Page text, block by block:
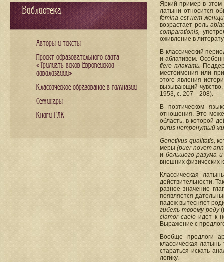
Яркий пример в
латыни относится
femina est нет
возрастает роль
comparationis,
оживление в
В классический
и аблативом.
flere плакать.
местоимения или
этого явления
вызывающий
1953, с. 207—208).
В поэтическом
отношения. Это
область, в которой
purus нетронутый
Genetivus qualitatis,
меры(puer novem
и большого разума
внешних физических
Классическая
действительности.
разное значение
появляется
падеж вытесняет
гибель твоему роду
clamor caeloидет к
Выражение с
Вообще предлоги
классическая
стараться искать
логику.
Библиотека
Авторы и тексты
Проект образовательного сайта
«Тридцать веков Европейской
цивилизации»
Классическое образование в гимназии
Семинары
Книги ГЛК